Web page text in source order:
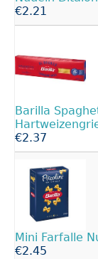
€2.21
Barilla
€2.37
Mini Farfalle
€2.45